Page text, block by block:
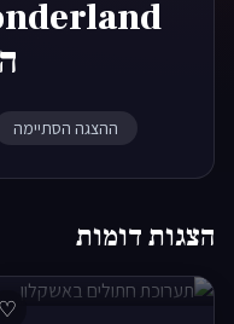
ההצגה הסתיימה
הצגות דומות
♡